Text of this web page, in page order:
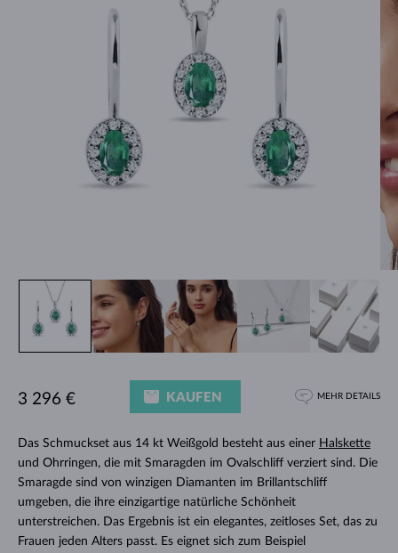
Das Schmuckset aus 14 kt Weißgold besteht aus einer Halskette
und Ohrringen, die mit Smaragden im Ovalschliff verziert sind. Die
Smaragde sind von winzigen Diamanten im Brillantschliff
umgeben, die ihre einzigartige natürliche Schönheit
unterstreichen. Das Ergebnis ist ein elegantes, zeitloses Set, das zu
Frauen jeden Alters passt. Es eignet sich zum Beispiel
3 296 € KAUFEN MEHR DETAILS